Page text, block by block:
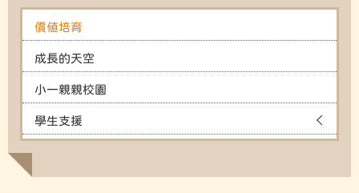
價值培育
成長的天空
小一親親校園
學生支援